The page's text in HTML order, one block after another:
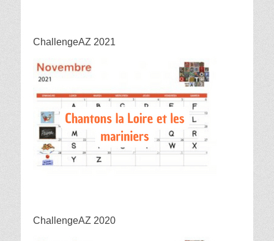
ChallengeAZ 2021
ChallengeAZ 2020